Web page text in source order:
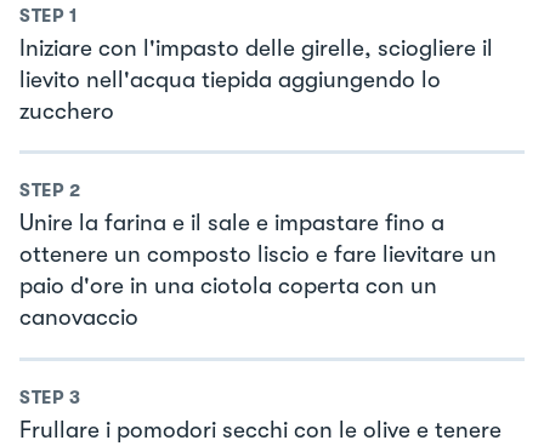
STEP 1
Iniziare con l'impasto delle girelle, sciogliere il
lievito nell'acqua tiepida aggiungendo lo
zucchero
STEP 2
Unire la farina e il sale e impastare fino a
ottenere un composto liscio e fare lievitare un
paio d'ore in una ciotola coperta con un
canovaccio
STEP 3
Frullare i pomodori secchi con le olive e tenere